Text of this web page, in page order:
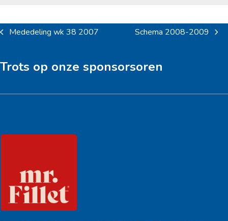
previous
Mededeling wk 38 2007
next
Schema 2008-2009
Trots op onze sponsorsoren